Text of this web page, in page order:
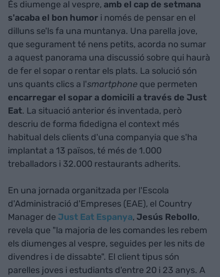
És diumenge al vespre, amb el cap de setmana
s'acaba el bon humor i només de pensar en el
dilluns se'ls fa una muntanya. Una parella jove,
que segurament té nens petits, acorda no sumar
a aquest panorama una discussió sobre qui haurà
de fer el sopar o rentar els plats. La solució són
uns quants clics a l'smartphone que permeten
encarregar el sopar a domicili a través de Just
Eat. La situació anterior és inventada, però
descriu de forma fidedigna el context més
habitual dels clients d'una companyia que s'ha
implantat a 13 països, té més de 1.000
treballadors i 32.000 restaurants adherits.
En una jornada organitzada per l'Escola
d'Administració d'Empreses (EAE), el Country
Manager de Just Eat Espanya, Jesús Rebollo,
revela que "la majoria de les comandes les rebem
els diumenges al vespre, seguides per les nits de
divendres i de dissabte". El client tipus són
parelles joves i estudiants d'entre 20 i 23 anys. A